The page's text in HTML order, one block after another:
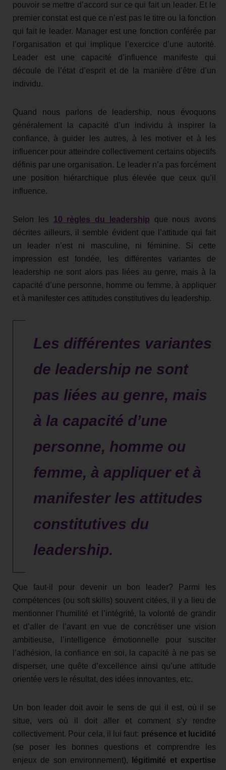
pouvoir se mettre d’accord sur ce qui fait un leader. Et le
premier constat est que ce n’est pas le titre ou la fonction
qui fait le leader. Manager est une fonction conférée par
l’organisation et qui implique l’exercice d’une autorité.
Leader est une capacité d’influence manifeste qui
découle de l’état d’esprit et de la manière d’être d’un
individu.
Quand nous parlons de leadership, nous évoquons
généralement la capacité d’un individu à inspirer la
confiance, à guider les autres, à les motiver et à les
influencer pour atteindre collectivement certains objectifs
définis par une organisation. Le leader n’a pas forcément
une position hiérarchique plus élevée que ceux qu’il
influence.
Selon les 10 règles du leadership que nous avons
décrites ailleurs, il semble évident que l’attitude qui fait
un leader n’est ni masculine, ni féminine. Si cette
impression est fondée, les différentes variantes de
leadership ne sont alors pas liées au genre, mais à la
capacité d’une personne, homme ou femme, à appliquer
et à manifester ces attitudes constitutives du leadership.
Les différentes variantes
de leadership ne sont
pas liées au genre, mais
à la capacité d’une
personne, homme ou
femme, à appliquer et à
manifester les attitudes
constitutives du
leadership.
Que faut-il pour devenir un bon leader? Parmi les
compétences (ou soft skills) souvent citées, il y a lieu de
mentionner l’humilité et l’intégrité, la volonté de grandir
et d’aller de l’avant en vue de concrétiser une vision
ambitieuse, l’intelligence émotionnelle pour susciter
l’adhésion, la confiance en soi, la capacité à ne pas se
disperser, une quête d’excellence ainsi qu’une attitude
orientée vers le résultat, des idées innovantes, etc.
Un bon leader doit avoir le sens de qui il est, où il se
situe, vers où il doit aller et comment s’y rendre
collectivement. Pour cela, il lui faut: présence et lucidité
(se poser les bonnes questions et comprendre les
enjeux de son environnement),
légitimité et expertise